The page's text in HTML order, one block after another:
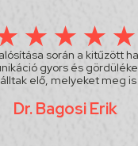
során a kitűzött
gyors és
elő, melyeket meg
Dr. Bagosi Erik